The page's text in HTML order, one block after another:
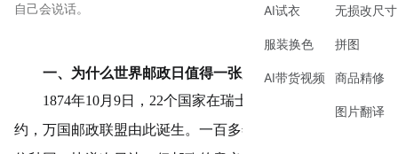
AI试衣
服装换色
AI带货视频
无损改尺寸
拼图
商品精修
图片翻译
自己会说话。
一、为什么世界邮政日值得一张用心的海报
1874年10月9日，22个国家在瑞士伯尔尼签了一份条
约，万国邮政联盟由此诞生。一百多年过去，我们习惯了微